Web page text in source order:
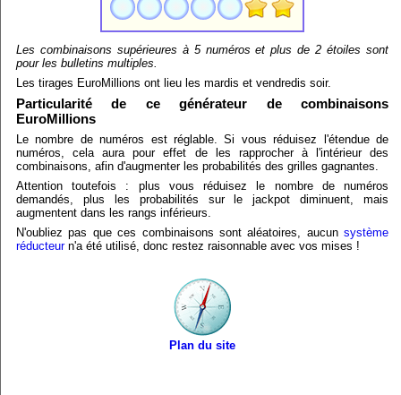
Les combinaisons supérieures à 5 numéros et plus de 2 étoiles sont
pour les bulletins multiples.
Les tirages EuroMillions ont lieu les mardis et vendredis soir.
Particularité de ce générateur de combinaisons
EuroMillions
Le nombre de numéros est réglable. Si vous réduisez l'étendue de
numéros, cela aura pour effet de les rapprocher à l'intérieur des
combinaisons, afin d'augmenter les probabilités des grilles gagnantes.
Attention toutefois : plus vous réduisez le nombre de numéros
demandés, plus les probabilités sur le jackpot diminuent, mais
augmentent dans les rangs inférieurs.
N'oubliez pas que ces combinaisons sont aléatoires, aucun système
réducteurn'a été utilisé, donc restez raisonnable avec vos mises !
Plan du site